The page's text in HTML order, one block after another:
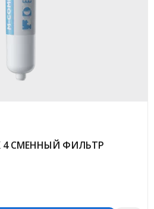
4 СМЕННЫЙ ФИЛЬТР